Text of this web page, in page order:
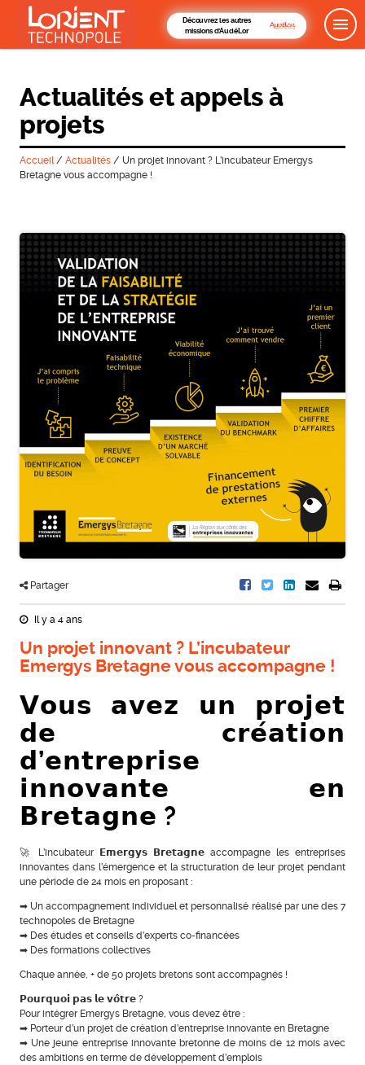
Découvrez les autres
missions d'AudéLor
Actualités et appels à
projets
Accueil/ Actualités/ Un projet innovant ? L’incubateur Emergys
Bretagne vous accompagne !
Partager
Il y a 4 ans
Un projet innovant ? L’incubateur
Emergys Bretagne vous accompagne !
𝗩𝗼𝘂𝘀 𝗮𝘃𝗲𝘇 𝘂𝗻 𝗽𝗿𝗼𝗷𝗲𝘁
𝗱𝗲 𝗰𝗿𝗲́𝗮𝘁𝗶𝗼𝗻
𝗱’𝗲𝗻𝘁𝗿𝗲𝗽𝗿𝗶𝘀𝗲
𝗶𝗻𝗻𝗼𝘃𝗮𝗻𝘁𝗲 𝗲𝗻
𝗕𝗿𝗲𝘁𝗮𝗴𝗻𝗲 ?
🚀 L’incubateur 𝗘𝗺𝗲𝗿𝗴𝘆𝘀 𝗕𝗿𝗲𝘁𝗮𝗴𝗻𝗲 accompagne les entreprises
innovantes dans l’émergence et la structuration de leur projet pendant
une période de 24 mois en proposant :
➡ Un accompagnement individuel et personnalisé réalisé par une des 7
technopoles de Bretagne
➡ Des études et conseils d’experts co-financées
➡ Des formations collectives
Chaque année, + de 50 projets bretons sont accompagnés !
𝗣𝗼𝘂𝗿𝗾𝘂𝗼𝗶 𝗽𝗮𝘀 𝗹𝗲 𝘃𝗼̂𝘁𝗿𝗲 ?
Pour intégrer Emergys Bretagne, vous devez être :
➡ Porteur d’un projet de création d’entreprise innovante en Bretagne
➡ Une jeune entreprise innovante bretonne de moins de 12 mois avec
des ambitions en terme de développement d’emplois